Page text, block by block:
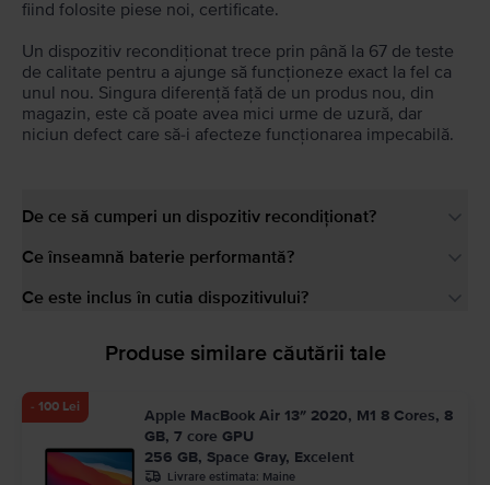
fiind folosite piese noi, certificate.
Un dispozitiv recondiționat trece prin până la 67 de teste
de calitate pentru a ajunge să funcționeze exact la fel ca
unul nou. Singura diferență față de un produs nou, din
magazin, este că poate avea mici urme de uzură, dar
niciun defect care să-i afecteze funcționarea impecabilă.
De ce să cumperi un dispozitiv recondiționat?
Ce înseamnă baterie performantă?
Ce este inclus în cutia dispozitivului?
Produse similare căutării tale
- 100 Lei
Apple MacBook Air 13″ 2020, M1 8 Cores, 8
GB, 7 core GPU
256 GB, Space Gray, Excelent
Livrare estimata: Maine